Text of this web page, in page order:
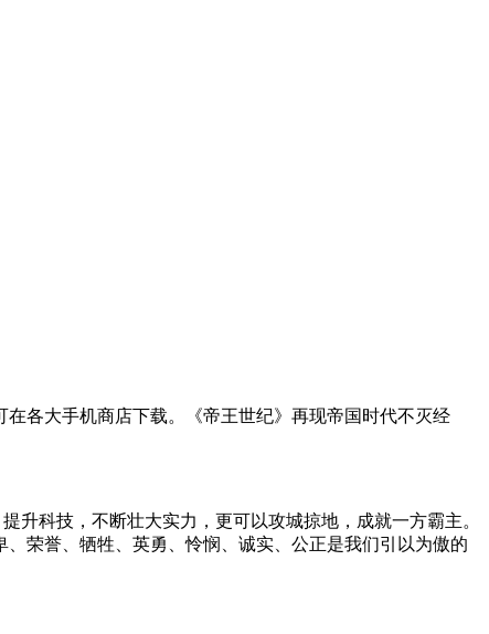
各大手机商店下载。《帝王世纪》再现帝国时代不灭经
升科技，不断壮大实力，更可以攻城掠地，成就一方霸主。
荣誉、牺牲、英勇、怜悯、诚实、公正是我们引以为傲的